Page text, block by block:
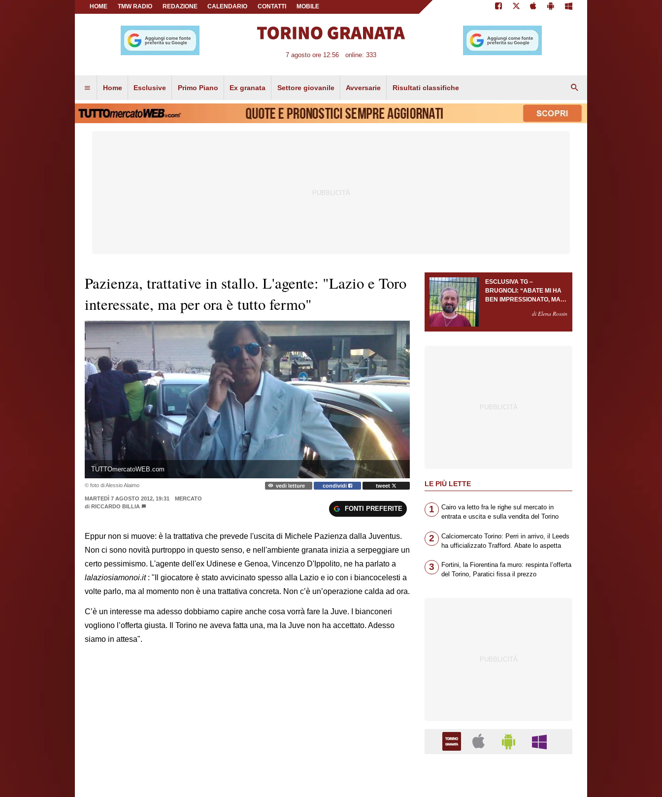
HOME TMW RADIO REDAZIONE CALENDARIO CONTATTI MOBILE
7 agosto ore 12:56 online: 333
Home Esclusive Primo Piano Ex granata Settore giovanile Avversarie Risultati classifiche
Pazienza, trattative in stallo. L'agente: "Lazio e Toro
interessate, ma per ora è tutto fermo"
TUTTOmercatoWEB.com
© foto di Alessio Alaimo vedi letture condividi tweet
MARTEDÌ 7 AGOSTO 2012, 19:31
MERCATO
di RICCARDO BILLIA FONTI PREFERITE
Eppur non si muove: è la trattativa che prevede l'uscita di Michele Pazienza dalla Juventus.
Non ci sono novità purtroppo in questo senso, e nell'ambiente granata inizia a serpeggiare un
certo pessimismo. L'agente dell'ex Udinese e Genoa, Vincenzo D'Ippolito, ne ha parlato a
lalaziosiamonoi.it : "Il giocatore è stato avvicinato spesso alla Lazio e io con i biancocelesti a
volte parlo, ma al momento non è una trattativa concreta. Non c’è un’operazione calda ad ora.
C’è un interesse ma adesso dobbiamo capire anche cosa vorrà fare la Juve. I bianconeri
vogliono l’offerta giusta. Il Torino ne aveva fatta una, ma la Juve non ha accettato. Adesso
siamo in attesa".
ESCLUSIVA TG –
BRUGNOLI: “ABATE MI HA
BEN IMPRESSIONATO, MA
PORTIERE SERVONOdi Elena Rossin
LE PIÙ LETTE
1
Cairo va letto fra le righe sul mercato in
entrata e uscita e sulla vendita del Torino
2
Calciomercato Torino: Perri in arrivo, il Leeds
ha ufficializzato Trafford. Abate lo aspetta
3
Fortini, la Fiorentina fa muro: respinta l’offerta
del Torino, Paratici fissa il prezzo